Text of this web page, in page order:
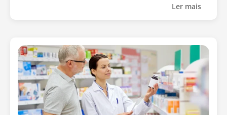
Ler mais